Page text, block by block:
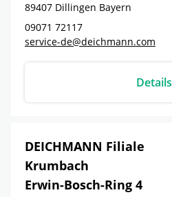
89407 Dillingen Bayern
09071 72117
service-de@deichmann.com
Details
DEICHMANN Filiale
Krumbach
Erwin-Bosch-Ring 4